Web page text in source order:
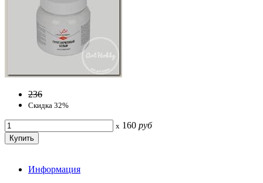
236
Скидка 32%
x 160 руб
Информация